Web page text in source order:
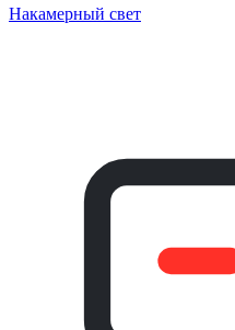
Накамерный свет